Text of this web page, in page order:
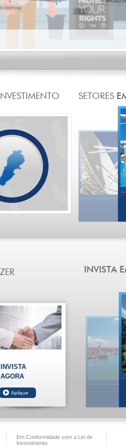
INVISTA
AGORA
Em Conformidade com a Lei de
Investimento